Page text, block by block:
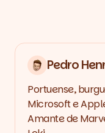
Pedro
Portuense,
Microsoft e
Amante de